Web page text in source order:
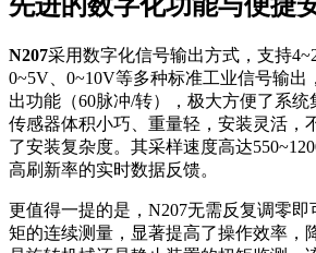
N207采用数字化信号输出方式，支持
0~5V、0~10V等多种标准工业信号输出
出功能（60脉冲/转），极大方便了系
传感器体积小巧、重量轻，安装灵活，
了安装复杂度。其采样速度高达
高刷新率的实时数据反馈。
更值得一提的是，N207无需反复调零即
矩的连续测量，显著提高了操作效率，